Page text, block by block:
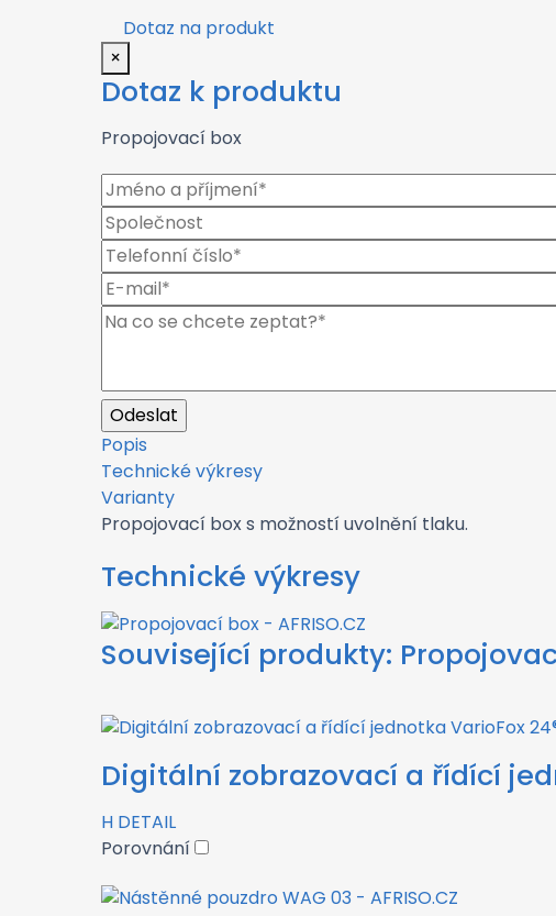
Dotaz na produkt
×
Dotaz k produktu
Propojovací box
Popis
Technické výkresy
Varianty
Propojovací box s možností uvolnění tlaku.
Technické výkresy
Související produkty:
Digitální zobrazovací a řídící
H DETAIL
Porovnání